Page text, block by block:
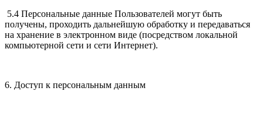
5.4 Персональные данные Пользователей могут быть
получены, проходить дальнейшую обработку и передаваться
на хранение в электронном виде (посредством локальной
компьютерной сети и сети Интернет).
6. Доступ к персональным данным